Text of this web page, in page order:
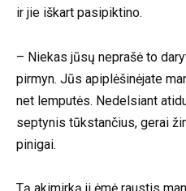
ir jie iškart pasipiktino.
– Niekas jūsų neprašė to
pirmyn. Jūs apiplėšinėjate
net lemputės. Nedelsiant
septynis tūkstančius, gerai
pinigai.